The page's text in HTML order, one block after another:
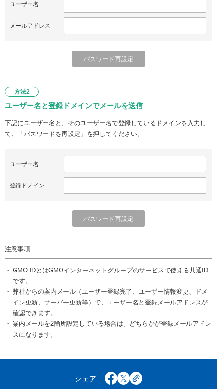
ユーザー名
メールアドレス
方法2
ユーザー名と登録ドメインでメールを送信
下記にユーザー名と、そのユーザー名で登録しているドメインを入力し
て、「パスワードを再設定」を押してください。
ユーザー名
登録ドメイン
注意事項
GMO IDとはGMOインターネットグループのサービスで使える共通ID
です。
弊社からの案内メール（ユーザー登録完了、ユーザー情報変更、ドメ
イン更新、サーバー更新等）で、ユーザー名と登録メールアドレスが
確認できます。
案内メールを2箇所設定している場合は、どちらかが登録メールアドレ
スになります。
シェア facebook
x copy